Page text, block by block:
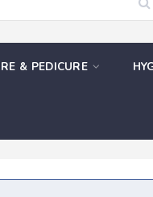
& PEDICURE